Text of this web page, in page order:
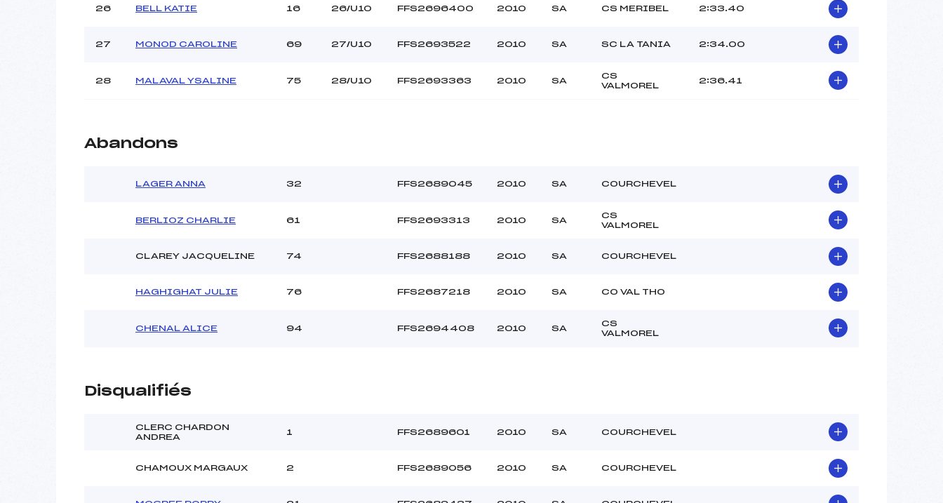
26 BELL KATIE 16 26/U10 FFS2696400 2010 SA CS MERIBEL 2:33.40
27 MONOD CAROLINE 69 27/U10 FFS2693522 2010 SA SC LA TANIA 2:34.00
28 MALAVAL YSALINE 75 28/U10 FFS2693363 2010 SA
CS
VALMOREL
2:36.41
Abandons
LAGER ANNA 32 FFS2689045 2010 SA COURCHEVEL
BERLIOZ CHARLIE 61 FFS2693313 2010 SA
CS
VALMOREL
CLAREY JACQUELINE 74 FFS2688188 2010 SA COURCHEVEL
HAGHIGHAT JULIE 76 FFS2687218 2010 SA CO VAL THO
CHENAL ALICE 94 FFS2694408 2010 SA
CS
VALMOREL
Disqualifiés
CLERC CHARDON
ANDREA
1 FFS2689601 2010 SA COURCHEVEL
CHAMOUX MARGAUX 2 FFS2689056 2010 SA COURCHEVEL